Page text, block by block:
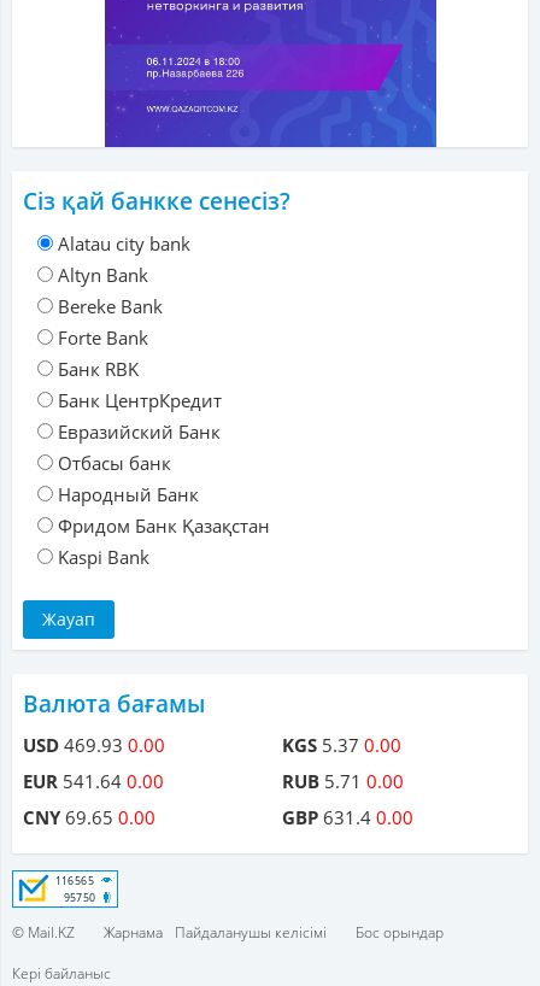
Сіз қай банкке сенесіз?
Alatau city bank
Altyn Bank
Bereke Bank
Forte Bank
Банк RBK
Банк ЦентрКредит
Евразийский Банк
Отбасы банк
Народный Банк
Фридом Банк Қазақстан
Kaspi Bank
Валюта бағамы
USD 469.93 0.00
EUR 541.64 0.00
CNY69.65 0.00
KGS 5.37 0.00
RUB 5.71 0.00
GBP 631.4 0.00
© Mail.KZ Жарнама Пайдаланушы келісімі
Бос орындар
Кері байланыс